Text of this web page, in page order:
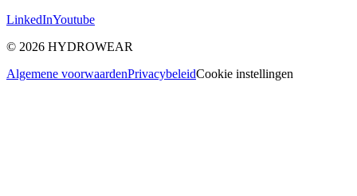
LinkedInYoutube
© 2026 HYDROWEAR
Algemene voorwaardenPrivacybeleidCookie instellingen